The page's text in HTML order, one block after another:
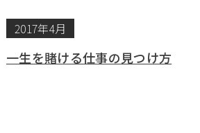
2017年4月
一生を賭ける仕事の見つけ方